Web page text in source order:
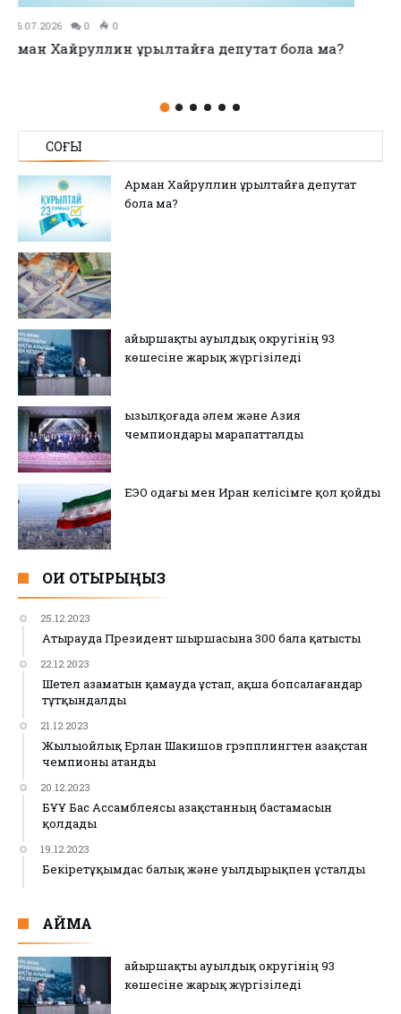
11.07.2026 0
no title
СОҢҒЫ
Арман Хайруллин Құрылтайға депутат
бола ма?
Қайыршақты ауылдық округінің 93
көшесіне жарық жүргізіледі
Қызылқоғада әлем және Азия
чемпиондары марапатталды
ЕЭО одағы мен Иран келісімге қол қойды
ОҚИ ОТЫРЫҢЫЗ
25.12.2023
Атырауда Президент шыршасына 300 бала қатысты
22.12.2023
Шетел азаматын қамауда ұстап, ақша бопсалағандар
тұтқындалды
21.12.2023
Жылыойлық Ерлан Шакишов грэпплингтен Қазақстан
чемпионы атанды
20.12.2023
БҰҰ Бас Ассамблеясы Қазақстанның бастамасын
қолдады
19.12.2023
Бекіретұқымдас балық және уылдырықпен ұсталды
АЙМАҚ
Қайыршақты ауылдық округінің 93
көшесіне жарық жүргізіледі